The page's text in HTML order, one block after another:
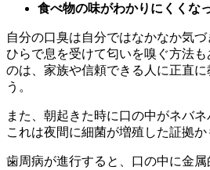
食べ物の味がわかりにくくな
自分の口臭は自分ではなかなか気
ひらで息を受けて匂いを嗅ぐ方法
のは、家族や信頼できる人に正直
う。
また、朝起きた時に口の中がネバネ
これは夜間に細菌が増殖した証拠か
歯周病が進行すると、口の中に金